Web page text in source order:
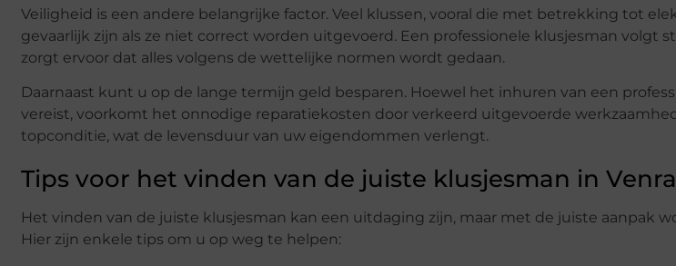
Veiligheid is een andere belangrijke factor. Veel klussen, vooral die met betrekking tot
gevaarlijk zijn als ze niet correct worden uitgevoerd. Een professionele klusjesman volgt
zorgt ervoor dat alles volgens de wettelijke normen wordt gedaan.
Daarnaast kunt u op de lange termijn geld besparen. Hoewel het inhuren van een
vereist, voorkomt het onnodige reparatiekosten door verkeerd uitgevoerde
topconditie, wat de levensduur van uw eigendommen verlengt.
Tips voor het vinden van de juiste klusjesman in
Het vinden van de juiste klusjesman kan een uitdaging zijn, maar met de juiste aanpak
Hier zijn enkele tips om u op weg te helpen: